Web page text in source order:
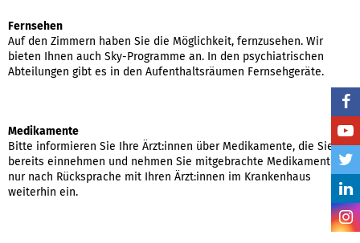
Fernsehen
Auf den Zimmern haben Sie die Möglichkeit, fernzusehen. Wir
bieten Ihnen auch Sky-Programme an. In den psychiatrischen
Abteilungen gibt es in den Aufenthaltsräumen Fernsehgeräte.
Medikamente
Bitte informieren Sie Ihre Ärzt:innen über Medikamente, die Sie
bereits einnehmen und nehmen Sie mitgebrachte Medikamente
nur nach Rücksprache mit Ihren Ärzt:innen im Krankenhaus
weiterhin ein.